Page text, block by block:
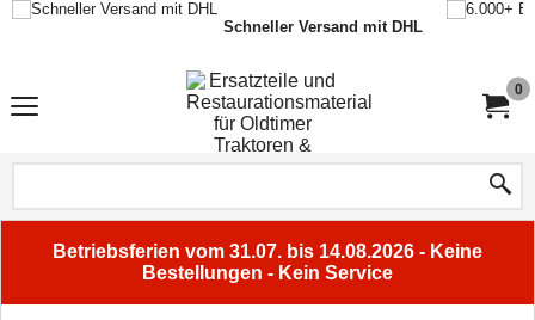
Schneller Versand mit DHL
0
Betriebsferien vom 31.07. bis 14.08.2026 - Keine
Bestellungen - Kein Service